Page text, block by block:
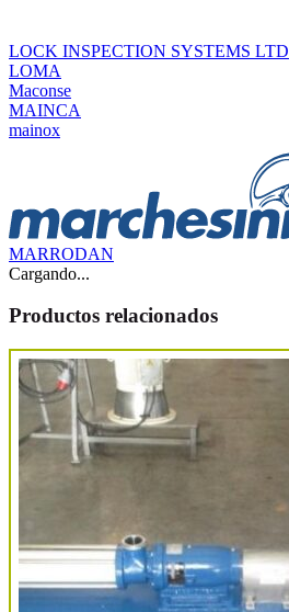
LOCK INSPECTION SYSTEMS LTD
LOMA
Maconse
MAINCA
mainox
MARRODAN
Cargando...
Productos relacionados